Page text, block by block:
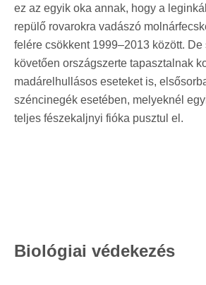
ez az egyik oka annak, hogy a
repülő rovarokra vadászó
felére csökkent 1999–2013 között. De
követően országszerte tapasztalnak
madárelhullásos eseteket is,
széncinegék esetében, melyeknél
teljes fészekaljnyi fióka pusztul el.
Biológiai védekezés